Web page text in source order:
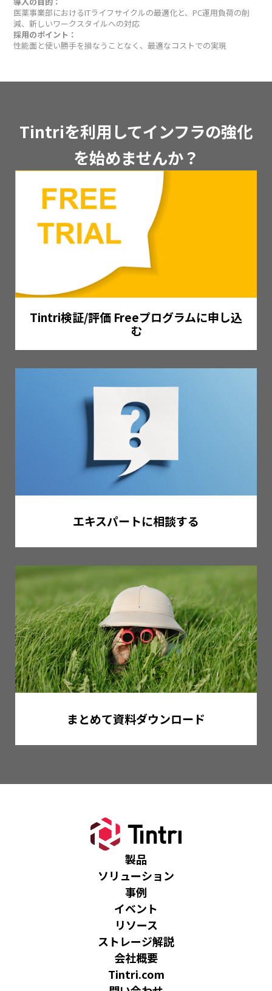
医薬事業部におけるITライフサイクルの最適化と、PC運用負荷の削
減、新しいワークスタイルへの対応
採用のポイント：
性能面と使い勝手を損なうことなく、最適なコストでの実現
Tintriを利用してインフラの強化
を始めませんか？
Tintri検証/評価 Freeプログラムに申し込
む
エキスパートに相談する
まとめて資料ダウンロード
製品
ソリューション
事例
イベント
リソース
ストレージ解説
会社概要
Tintri.com